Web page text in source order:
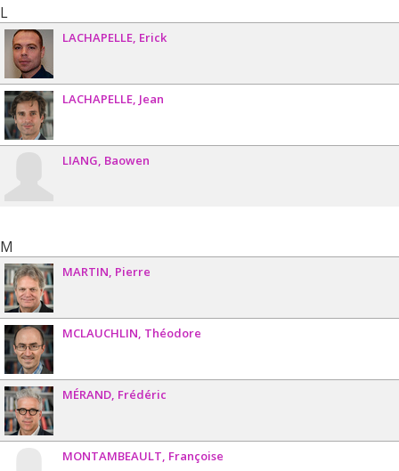
L
LACHAPELLE Erick
LACHAPELLE Jean
LIANG Baowen
M
MARTIN Pierre
MCLAUCHLIN Théodore
MÉRAND Frédéric
MONTAMBEAULT Françoise